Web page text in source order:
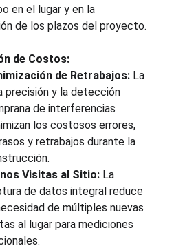
en el lugar y en la
de los plazos del proyecto.
de Costos:
de Retrabajos: La
precisión y la detección
de interferencias
los costosos errores,
y retrabajos durante la
Visitas al Sitio: La
de datos integral reduce
de múltiples nuevas
al lugar para mediciones